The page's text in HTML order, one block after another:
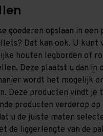
goederen opslaan in
Dat kan ook. U kunt
houten legborden of
Deze plaatst u dan in
wordt het mogelijk
Deze producten vindt je
producten verderop op
u de juiste maten
de liggerlengte van de